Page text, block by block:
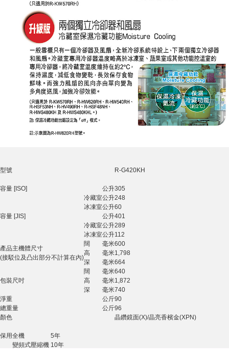
型號 R-G420KH
容量 [ISO] 公升305
冷藏室公升248
冰凍室公升60
容量 [JIS]
公升401
冷藏室公升289
冰凍室公升112
產品主機體尺寸
(接駁位及凸出部分不計算在內)
闊 毫米600
高
毫米1,798
深
毫米664
包裝尺吋
闊 毫米640
高
毫米1,872
深
毫米740
淨重
公斤90
總重量
公斤96
顏色
晶鑽鏡面(X)/晶亮香檳金(XPN)
保用全機
5年
變頻式壓縮機 10年